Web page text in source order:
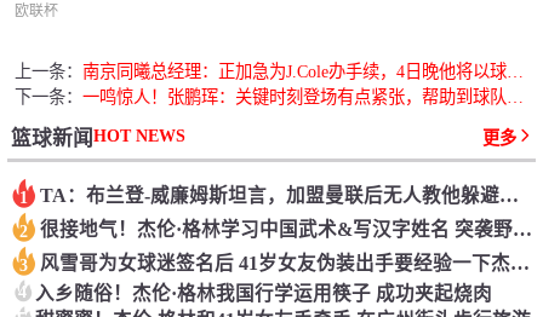
欧联杯
上一条：
南京同曦总经理：正加急为J.Cole办手续，4日晚他将以球员身份亮相
下一条：
篮球新闻HOT NEWS 更多
1 TA：布兰登-威廉姆斯坦言，加盟曼联后无人教他躲避圈套
2 很接地气！杰伦·格林学习中国武术&写汉字姓名 突袭野球场秀三分
3 风雪哥为女球迷签名后 41岁女友伪装出手要经验一下杰伦·格林
4 入乡随俗！杰伦·格林我国行学运用筷子 成功夹起烧肉